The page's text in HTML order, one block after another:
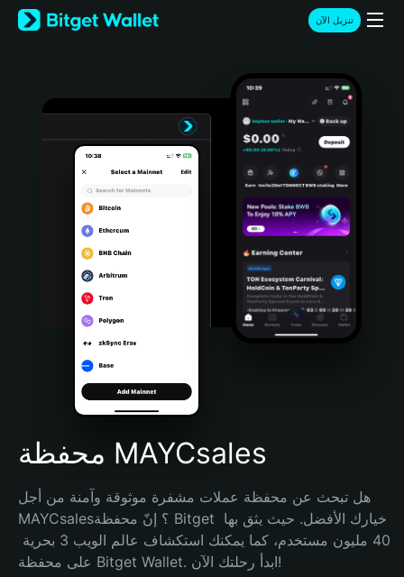
English
日本語
Türkçe
Português (Portugal)
Bahasa Indonesia
Português (Brasil)
Español (Argentina)
تنزيل الآن
محفظة MAYCsales
هل تبحث عن محفظة عملات مشفرة موثوقة وآمنة من أجل
MAYCsales؟ إنّ محفظة Bitget خيارك الأفضل. حيث يثق بها
على محفظة Bitget Wallet. ابدأ رحلتك الآن!